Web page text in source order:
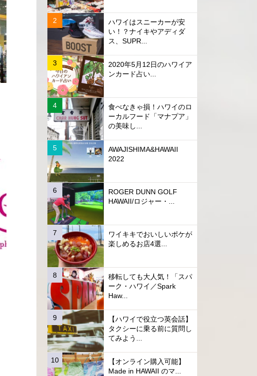
ハワイはスニーカーが安
い！？ナイキやアディダ
ス、SUPR...
2020年5月12日のハワイア
ンカード占い...
食べなきゃ損！ハワイのロ
ーカルフード「マナプア」
の美味し...
AWAJISHIMA&HAWAII
2022
ROGER DUNN GOLF
HAWAII/ロジャー・...
ワイキキでおいしいポケが
楽しめるお店4選...
移転しても大人気！「スパ
ーク・ハワイ／Spark
Haw...
【ハワイで役立つ英会話】
タクシーに乗る前に質問し
てみよう...
【オンライン購入可能】
Made in HAWAII のマ...